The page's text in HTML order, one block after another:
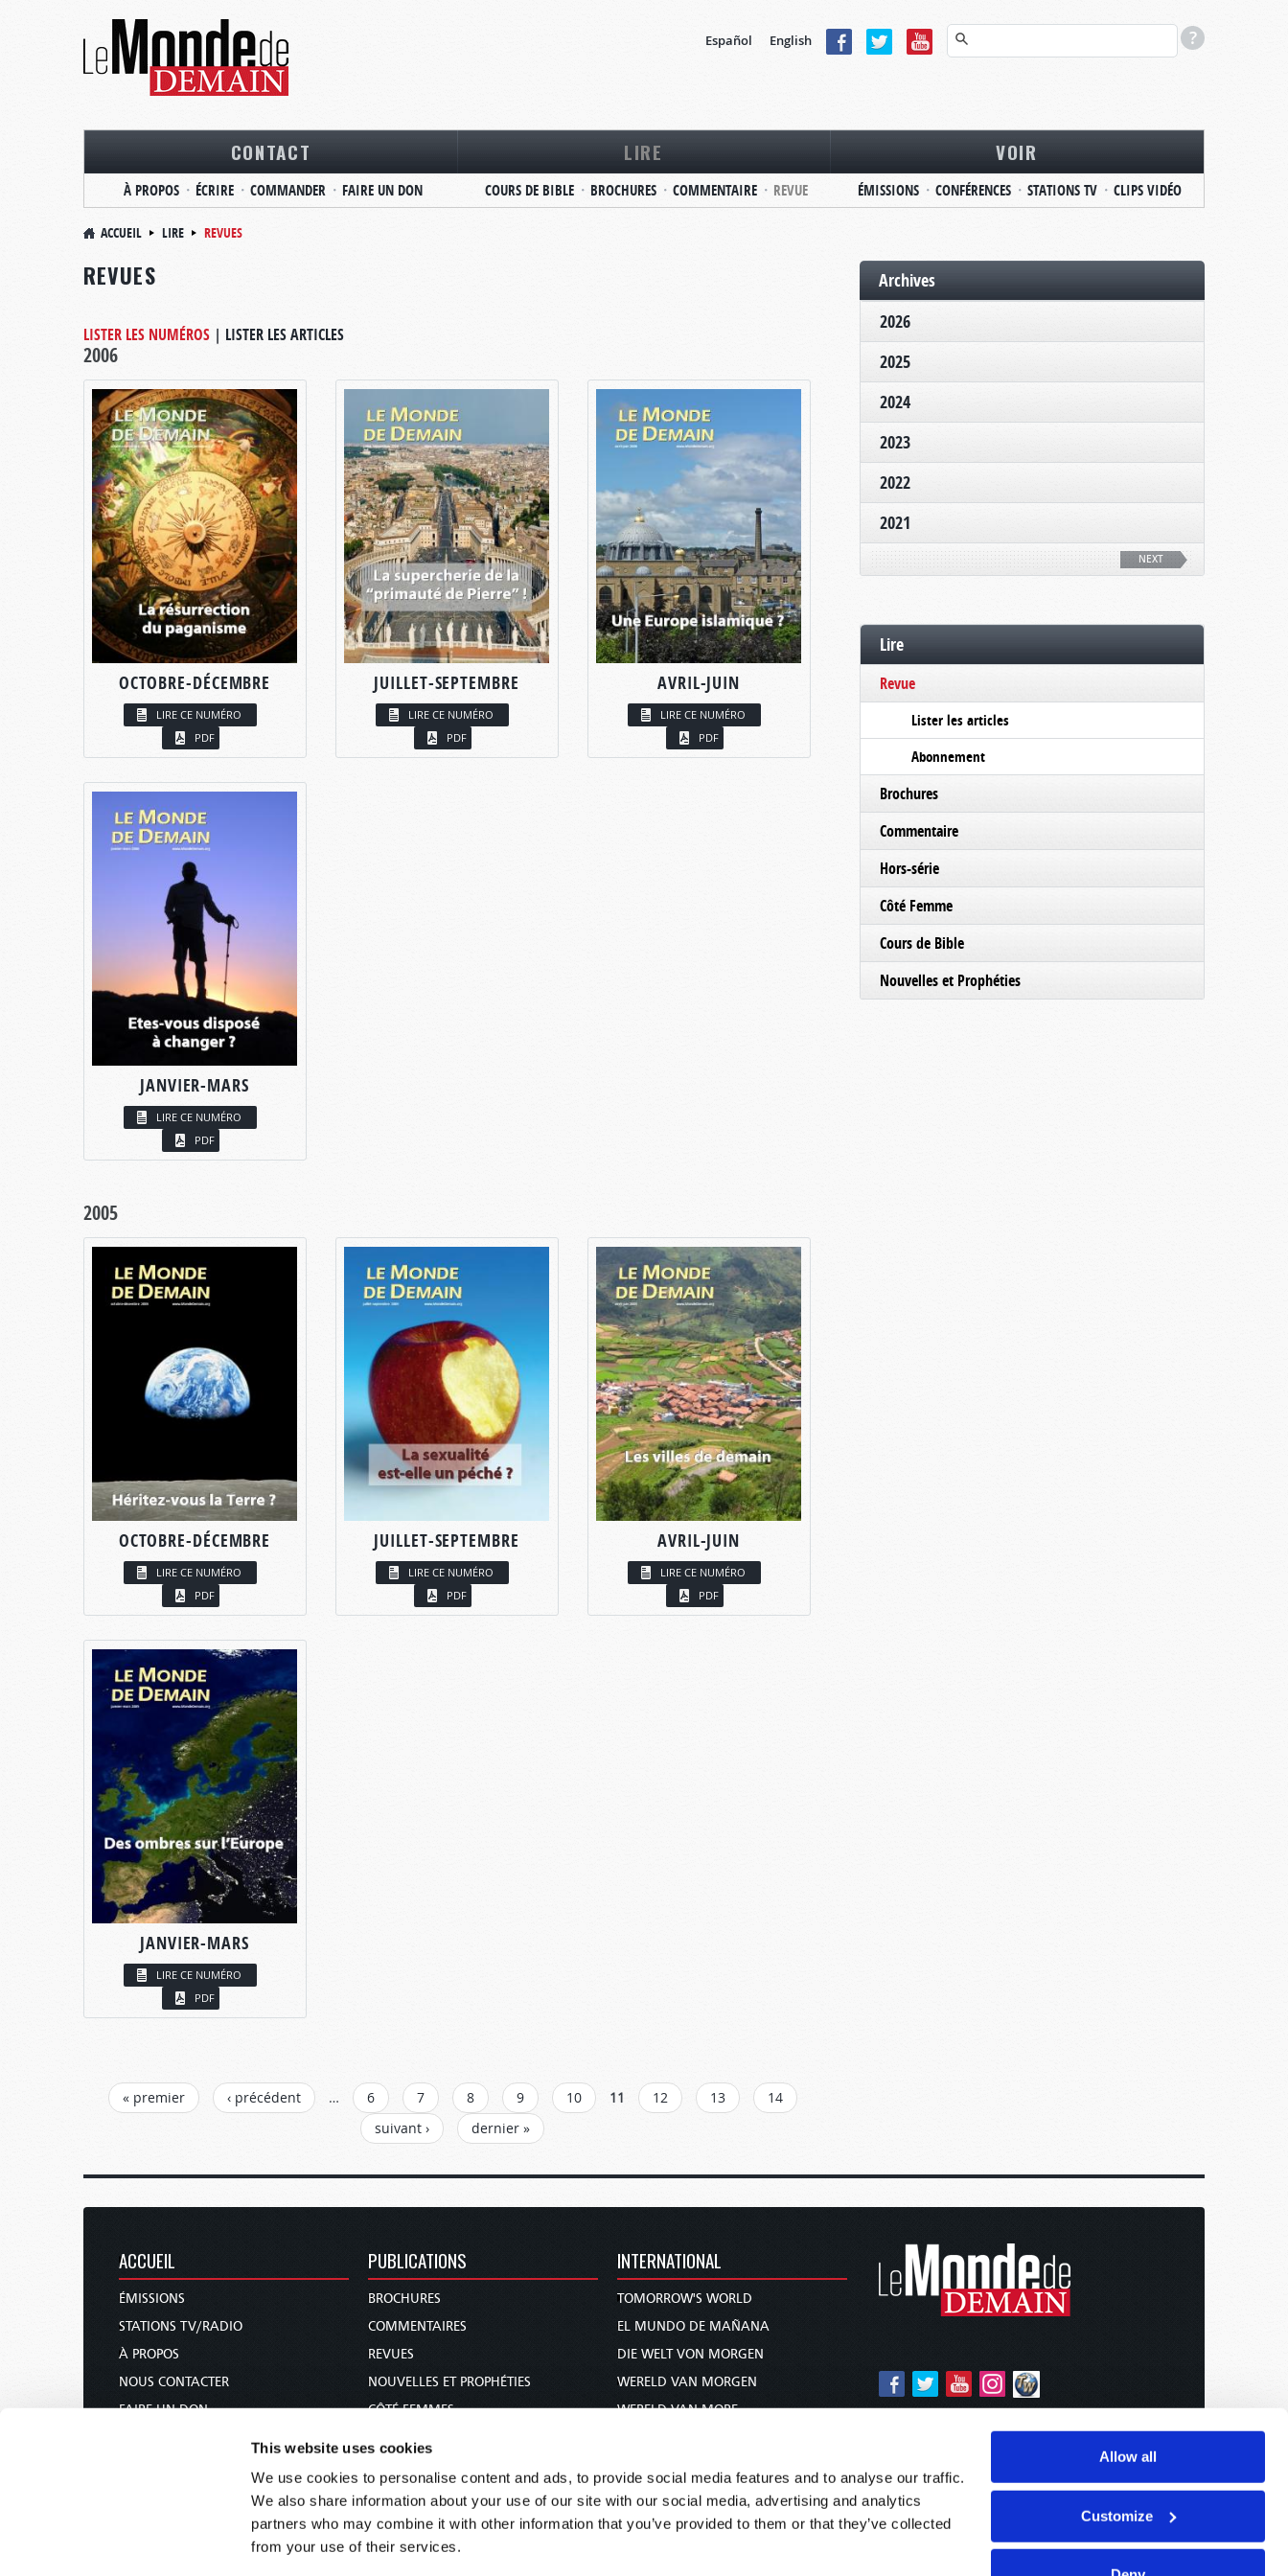
This website uses cookies
We use cookies to personalise content and ads, to provide social media features and to analyse our traffic.
We also share information about your use of our site with our social media, advertising and analytics
partners who may combine it with other information that you’ve provided to them or that they’ve collected
from your use of their services.
Allow all
Customize
Español English
CONTACT
À PROPOS ÉCRIRE COMMANDER FAIRE UN DON
LIRE
COURS DE BIBLE BROCHURES COMMENTAIRE REVUE
VOIR
ÉMISSIONS CONFÉRENCES STATIONS TV CLIPS VIDÉO
ACCUEIL LIRE REVUES
REVUES
LISTER LES NUMÉROS | LISTER LES ARTICLES
2006
OCTOBRE-DÉCEMBRE
LIRE CE NUMÉRO
PDF
JUILLET-SEPTEMBRE
LIRE CE NUMÉRO
PDF
AVRIL-JUIN
LIRE CE NUMÉRO
PDF
JANVIER-MARS
LIRE CE NUMÉRO
PDF
2005
OCTOBRE-DÉCEMBRE
LIRE CE NUMÉRO
PDF
JUILLET-SEPTEMBRE
LIRE CE NUMÉRO
PDF
AVRIL-JUIN
LIRE CE NUMÉRO
PDF
JANVIER-MARS
LIRE CE NUMÉRO
PDF
PAGES« premier ‹ précédent … 6 7 8 9 10 11 12 13
14
suivant ›
dernier »
Archives
2026
2025
2024
2023
2022
2021
NEXT
Lire
Revue
Lister les articles
Abonnement
Brochures
Commentaire
Hors-série
Côté Femme
Cours de Bible
Nouvelles et Prophéties
ACCUEIL
ÉMISSIONS
STATIONS TV/RADIO
À PROPOS
NOUS CONTACTER
FAIRE UN DON
PUBLICATIONS
BROCHURES
COMMENTAIRES
REVUES
NOUVELLES ET PROPHÉTIES
CÔTÉ FEMMES
INTERNATIONAL
TOMORROW'S WORLD
EL MUNDO DE MAÑANA
DIE WELT VON MORGEN
WERELD VAN MORGEN
WERELD VAN MORE
未来世界
עולם המחר